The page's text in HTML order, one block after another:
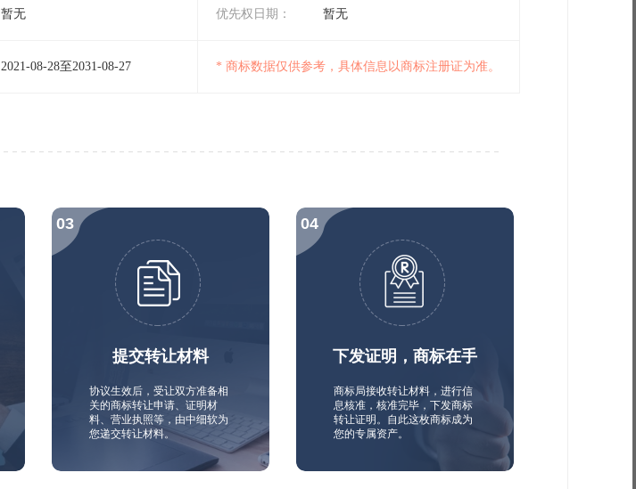
暂无 优先权日期： 暂无
2021-08-28至2031-08-27 * 商标数据仅供参考，具体信息以商标注册证为准。
提交转让材料
协议生效后，受让双方准备相
关的商标转让申请、证明材
料、营业执照等，由中细软为
您递交转让材料。
下发证明，商标在手
商标局接收转让材料，进行信
息核准，核准完毕，下发商标
转让证明。自此这枚商标成为
您的专属资产。